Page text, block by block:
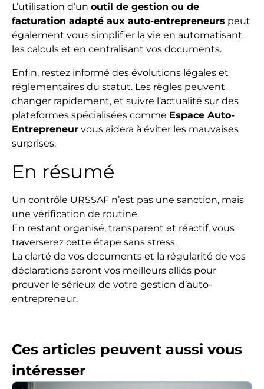
L’utilisation d’un outil de gestion ou de
facturation adapté aux auto-entrepreneurs peut
également vous simplifier la vie en automatisant
les calculs et en centralisant vos documents.
Enfin, restez informé des évolutions légales et
réglementaires du statut. Les règles peuvent
changer rapidement, et suivre l’actualité sur des
plateformes spécialisées comme Espace Auto-
Entrepreneur vous aidera à éviter les mauvaises
surprises.
En résumé
Un contrôle URSSAF n’est pas une sanction, mais
une vérification de routine.
En restant organisé, transparent et réactif, vous
traverserez cette étape sans stress.
La clarté de vos documents et la régularité de vos
déclarations seront vos meilleurs alliés pour
prouver le sérieux de votre gestion d’auto-
entrepreneur.
Ces articles peuvent aussi vous
intéresser